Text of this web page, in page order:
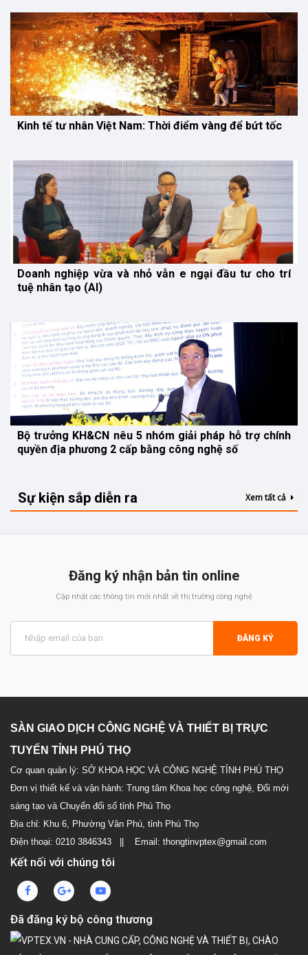
Kinh tế tư nhân Việt Nam: Thời điểm vàng để bứt tốc
Doanh nghiệp vừa và nhỏ vẫn e ngại đầu tư cho trí
tuệ nhân tạo (AI)
Bộ trưởng KH&CN nêu 5 nhóm giải pháp hỗ trợ chính
quyền địa phương 2 cấp bằng công nghệ số
Sự kiện sắp diễn ra Xem tất cả
Đăng ký nhận bản tin online
Cập nhật các thông tin mới nhất về thị trường công nghệ
ĐĂNG KÝ
SÀN GIAO DỊCH CÔNG NGHỆ VÀ THIẾT BỊ TRỰC
TUYẾN TỈNH PHÚ THỌ
Cơ quan quản lý: SỞ KHOA HỌC VÀ CÔNG NGHỆ TỈNH PHÚ THỌ
Đơn vị thiết kế và vận hành: Trung tâm Khoa học công nghệ, Đổi mới
sáng tạo và Chuyển đổi số tỉnh Phú Thọ
Địa chỉ: Khu 6, Phường Vân Phú, tỉnh Phú Thọ
Điện thoại: 0210 3846343 || Email: thongtinvptex@gmail.com
Kết nối với chúng tôi
Đã đăng ký bộ công thương